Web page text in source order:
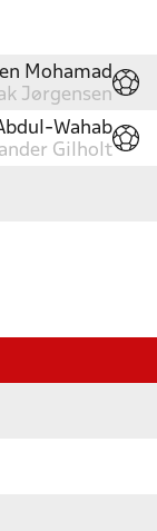
Mohamad
Jørgensen
Wahab
Gilholt